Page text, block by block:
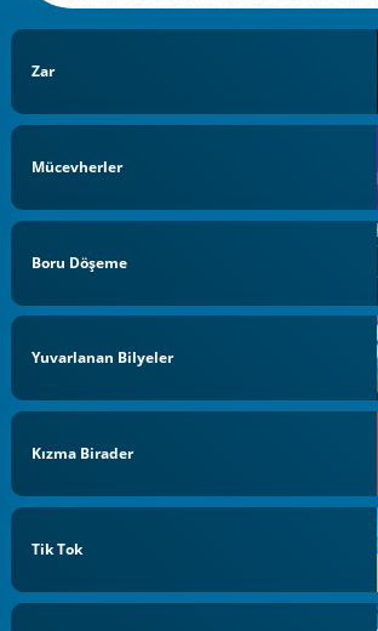
Zar
Mücevherler
Boru Döşeme
Yuvarlanan Bilyeler
Kızma Birader
Tik Tok